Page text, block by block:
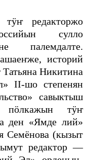
тӱҥ редакторжо
сулло
палемдалте.
историй
Татьяна Никитина
II-шо степенян
савыктыш
пӧлкажын тӱҥ
ден «Ямде лий»
Семёнова (кызыт
редактор —